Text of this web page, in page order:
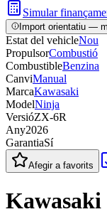
Simular
Import orientatiu —
Estat del vehicleNou
PropulsorCombustió
CombustibleBenzina
CanviManual
MarcaKawasaki
ModelNinja
VersióZX-6R
Any2026
GarantiaSí
Afegir a favorits